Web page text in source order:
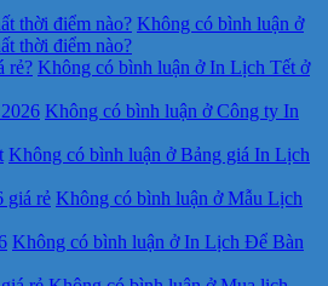
thời điểm nào? Không có bình luận ở
thời điểm nào?
rẻ? Không có bình luận ở In Lịch Tết ở
Không có bình luận ở Công ty In
Không có bình luận ở Bảng giá In Lịch
giá rẻ Không có bình luận ở Mẫu Lịch
Không có bình luận ở In Lịch Để Bàn